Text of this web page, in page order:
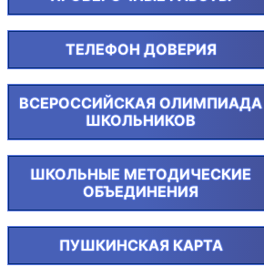
ТЕЛЕФОН ДОВЕРИЯ
ВСЕРОССИЙСКАЯ ОЛИМПИАДА
ШКОЛЬНИКОВ
ШКОЛЬНЫЕ МЕТОДИЧЕСКИЕ
ОБЪЕДИНЕНИЯ
ПУШКИНСКАЯ КАРТА